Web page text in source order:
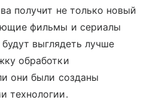
получит не только новый
фильмы и сериалы
выглядеть лучше
обработки
они были созданы
технологии.